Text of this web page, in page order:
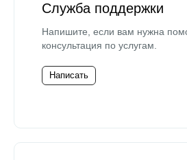
Служба поддержки
Напишите, если вам нужна
консультация по услугам.
Написать